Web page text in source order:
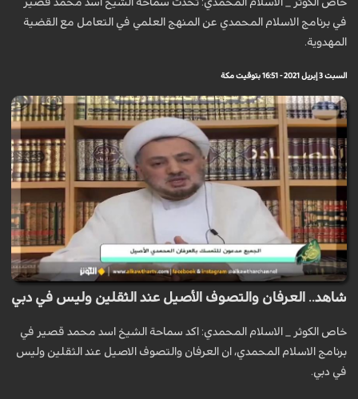
خاص الكوثر _ الاسلام المحمدي: تحدث سماحة الشيخ اسد محمد قصير
في برنامج الاسلام المحمدي عن المنهج العلمي في التعامل مع القضية
المهدوية.
السبت 3 إبريل 2021 - 16:51 بتوقيت مكة
شاهد.. العرفان والتصوف الأصيل عند الثقلين وليس في دبي
خاص الكوثر _ الاسلام المحمدي: اكد سماحة الشيخ اسد محمد قصير في
برنامج الاسلام المحمدي، ان العرفان والتصوف الاصيل عند الثقلين وليس
في دبي.